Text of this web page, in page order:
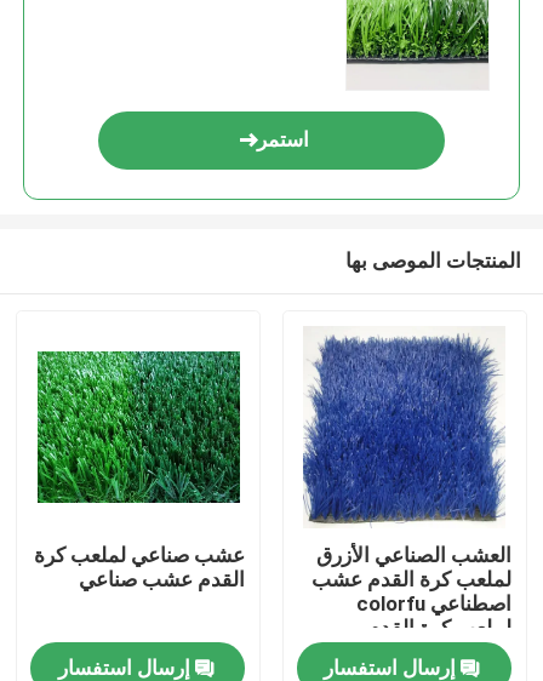
مسكن
منتجات
استمر
المنتجات الموصى بها
العشب الصناعي الأزرق
لملعب كرة القدم عشب
اصطناعي colorfu
لملعب كرة القدم
إرسال استفسار
عشب صناعي لملعب كرة
القدم عشب صناعي
إرسال استفسار